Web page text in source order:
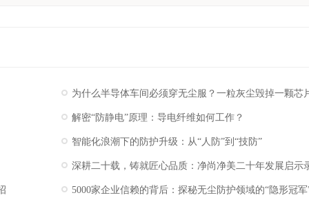
为什么半导体车间必须穿无尘服？一粒灰尘毁掉一颗芯
解密“防静电”原理：导电纤维如何工作？
智能化浪潮下的防护升级：从“人防”到“技防”
深耕二十载，铸就匠心品质：净尚净美二十年发展启示
5000家企业信赖的背后：探秘无尘防护领域的“隐形冠军